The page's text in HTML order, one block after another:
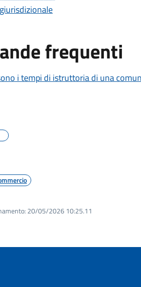
frequenti
i tempi di istruttoria di una
20/05/2026 10:25.11